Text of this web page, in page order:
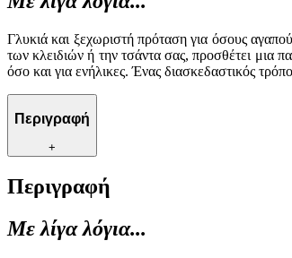
Γλυκιά και ξεχωριστή πρόταση για όσους
των κλειδιών ή την τσάντα σας, προσθέτει μια
όσο και για ενήλικες. Ένας διασκεδαστικός
Περιγραφή
+
Περιγραφή
Με λίγα λόγια...